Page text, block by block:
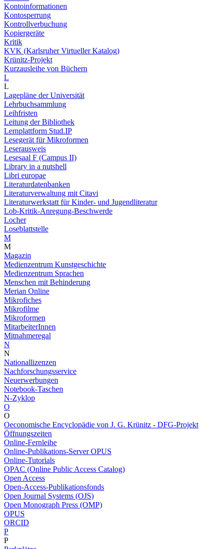
Kontoinformationen
Kontosperrung
Kontrollverbuchung
Kopiergeräte
Kritik
KVK (Karlsruher Virtueller Katalog)
Krünitz-Projekt
Kurzausleihe von Büchern
L
L
Lagepläne der Universität
Lehrbuchsammlung
Leihfristen
Leitung der Bibliothek
Lernplattform Stud.IP
Lesegerät für Mikroformen
Leserausweis
Lesesaal F (Campus II)
Library in a nutshell
Libri europae
Literaturdatenbanken
Literaturverwaltung mit Citavi
Literaturwerkstatt für Kinder- und Jugendliteratur
Lob-Kritik-Anregung-Beschwerde
Locher
Loseblattstelle
M
M
Magazin
Medienzentrum Kunstgeschichte
Medienzentrum Sprachen
Menschen mit Behinderung
Merian Online
Mikrofiches
Mikrofilme
Mikroformen
MitarbeiterInnen
Mitnahmeregal
N
N
Nationallizenzen
Nachforschungsservice
Neuerwerbungen
Notebook-Taschen
N-Zyklop
O
O
Oeconomische Encyclopädie von J. G. Krünitz - DFG-Projekt
Öffnungszeiten
Online-Fernleihe
Online-Publikations-Server OPUS
Online-Tutorials
OPAC (Online Public Access Catalog)
Open Access
Open-Access-Publikationsfonds
Open Journal Systems (OJS)
Open Monograph Press (OMP)
OPUS
ORCID
P
P